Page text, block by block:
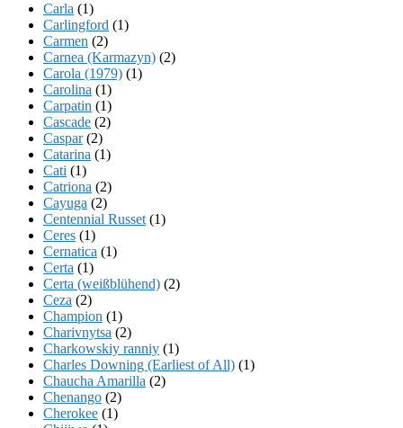
Carla (1)
Carlingford (1)
Carmen (2)
Carnea (Karmazyn) (2)
Carola (1979) (1)
Carolina (1)
Carpatin (1)
Cascade (2)
Caspar(2)
Catarina (1)
Cati (1)
Catriona (2)
Cayuga (2)
Centennial Russet (1)
Ceres (1)
Cernatica (1)
Certa (1)
Certa (weißblühend) (2)
Ceza (2)
Champion (1)
Charivnytsa (2)
Charkowskiy ranniy (1)
Charles Downing (Earliest of All) (1)
Chaucha Amarilla (2)
Chenango (2)
Cherokee (1)